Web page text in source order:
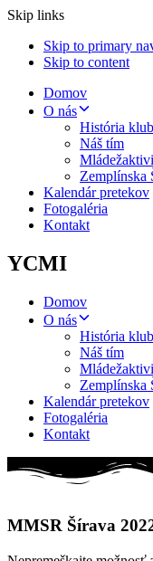
Skip links
Skip to primary
Skip to content
Domov
O nás
História
Náš tím
Mládež
Zemplínska
Kalendár pretekov
Fotogaléria
Kontakt
YCMI
Domov
O nás
História
Náš tím
Mládež
Zemplínska
Kalendár pretekov
Fotogaléria
Kontakt
MMSR Šírava